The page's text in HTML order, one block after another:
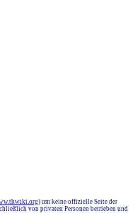
) um keine offizielle Seite der
von privaten Personen betrieben und